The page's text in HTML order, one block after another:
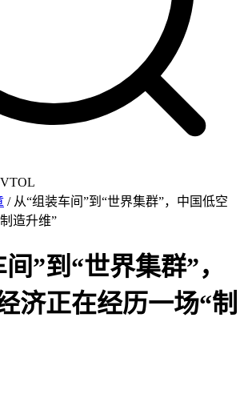
/ 从“组装车间”到“世界集群”，中国低空
造升维”
”到“世界集群”，
济正在经历一场“制